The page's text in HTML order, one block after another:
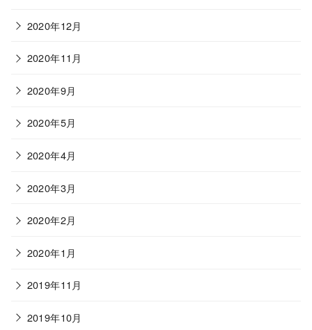
2020年12月
2020年11月
2020年9月
2020年5月
2020年4月
2020年3月
2020年2月
2020年1月
2019年11月
2019年10月